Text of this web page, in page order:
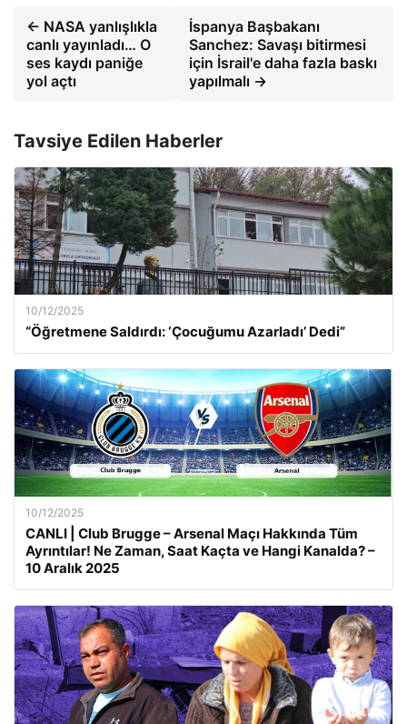
← NASA yanlışlıkla
canlı yayınladı… O
ses kaydı paniğe
yol açtı
İspanya Başbakanı
Sanchez: Savaşı bitirmesi
için İsrail'e daha fazla baskı
yapılmalı →
Tavsiye Edilen Haberler
10/12/2025
“Öğretmene Saldırdı: ‘Çocuğumu Azarladı’ Dedi”
10/12/2025
CANLI | Club Brugge – Arsenal Maçı Hakkında Tüm
Ayrıntılar! Ne Zaman, Saat Kaçta ve Hangi Kanalda? –
10 Aralık 2025